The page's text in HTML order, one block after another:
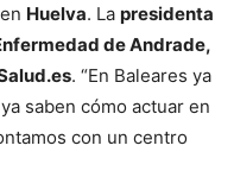
Huelva. La presidenta
de Andrade,
. “En Baleares ya
saben cómo actuar en
con un centro